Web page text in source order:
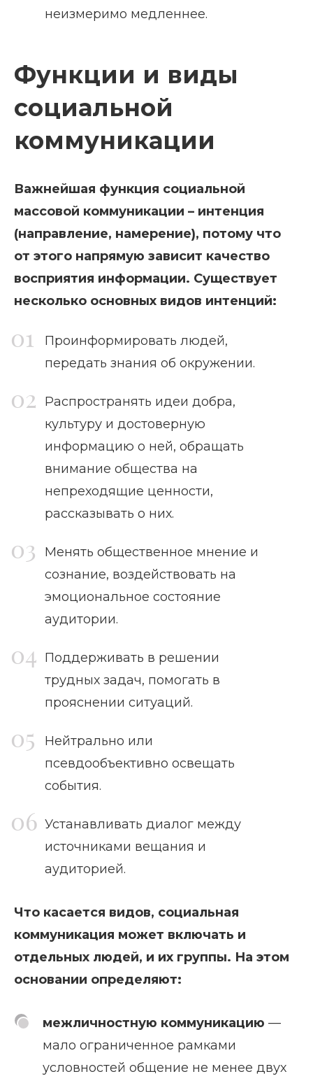
неизмеримо медленнее.
Функции и виды
социальной
коммуникации
Важнейшая функция социальной
массовой коммуникации – интенция
(направление, намерение), потому что
от этого напрямую зависит качество
восприятия информации. Существует
несколько основных видов интенций:
Проинформировать людей,
передать знания об окружении.
Распространять идеи добра,
культуру и достоверную
информацию о ней, обращать
внимание общества на
непреходящие ценности,
рассказывать о них.
Менять общественное мнение и
сознание, воздействовать на
эмоциональное состояние
аудитории.
Поддерживать в решении
трудных задач, помогать в
прояснении ситуаций.
Нейтрально или
псевдообъективно освещать
события.
Устанавливать диалог между
источниками вещания и
аудиторией.
Что касается видов, социальная
коммуникация может включать и
отдельных людей, и их группы. На этом
основании определяют:
межличностную коммуникацию —
мало ограниченное рамками
условностей общение не менее двух